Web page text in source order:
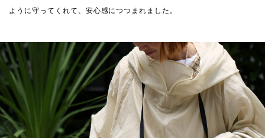
ように守ってくれて、安心感につつまれました。